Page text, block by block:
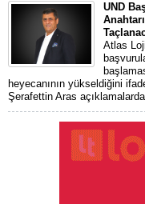
UND
Atlas
heyecanının yükseldiğini
Şerafettin Aras